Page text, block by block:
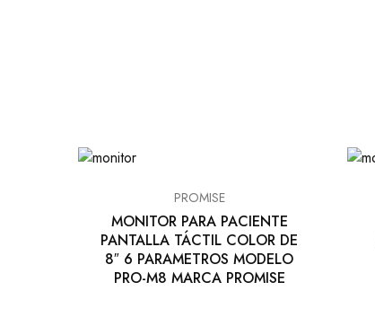
PROMISE
MONITOR PARA PACIENTE
PANTALLA TÁCTIL COLOR DE
8″ 6 PARAMETROS MODELO
PRO-M8 MARCA PROMISE